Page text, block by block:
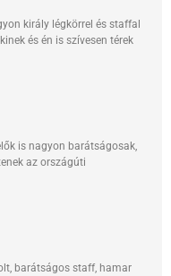
király légkörrel és staffal
és én is szívesen térek
is nagyon barátságosak,
az országúti
barátságos staff, hamar